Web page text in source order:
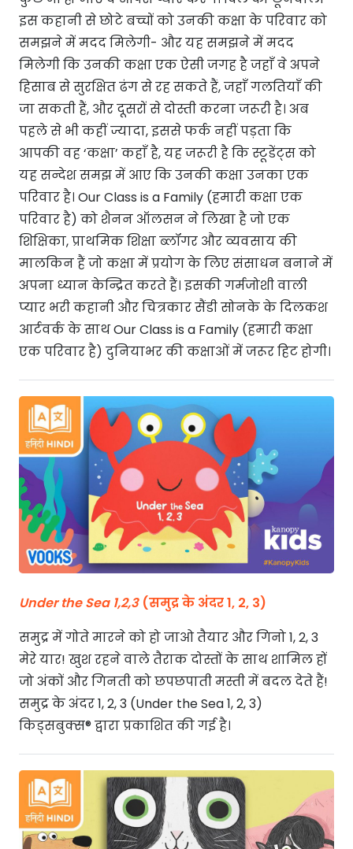
इस कहानी से छोटे बच्चों को उनकी कक्षा के परिवार को
समझने में मदद मिलेगी- और यह समझने में मदद
मिलेगी कि उनकी कक्षा एक ऐसी जगह है जहाँ वे अपने
हिसाब से सुरक्षित ढंग से रह सकते हैं, जहाँ गलतियाँ की
जा सकती हैं, और दूसरों से दोस्ती करना जरूरी है। अब
पहले से भी कहीं ज्यादा, इससे फर्क नहीं पड़ता कि
आपकी वह ‘कक्षा’ कहाँ है, यह जरूरी है कि स्टूडेंट्स को
यह सन्देश समझ में आए कि उनकी कक्षा उनका एक
परिवार है। Our Class is a Family (हमारी कक्षा एक
परिवार है) को शैनन ऑलसन ने लिखा है जो एक
शिक्षिका, प्राथमिक शिक्षा ब्लॉगर और व्यवसाय की
मालकिन हैं जो कक्षा में प्रयोग के लिए संसाधन बनाने में
अपना ध्यान केन्द्रित करते हैं। इसकी गर्मजोशी वाली
प्यार भरी कहानी और चित्रकार सैंडी सोनके के दिलकश
आर्टवर्क के साथ Our Class is a Family (हमारी कक्षा
एक परिवार है) दुनियाभर की कक्षाओं में जरूर हिट होगी।
Under the Sea 1,2,3(समुद्र के अंदर 1, 2, 3)
समुद्र में गोते मारने को हो जाओ तैयार और गिनो 1, 2, 3
मेरे यार! खुश रहने वाले तैराक दोस्तों के साथ शामिल हों
जो अंकों और गिनती को छपछपाती मस्ती में बदल देते हैं!
समुद्र के अंदर 1, 2, 3 (Under the Sea 1, 2, 3)
किड्सबुक्स® द्वारा प्रकाशित की गई है।